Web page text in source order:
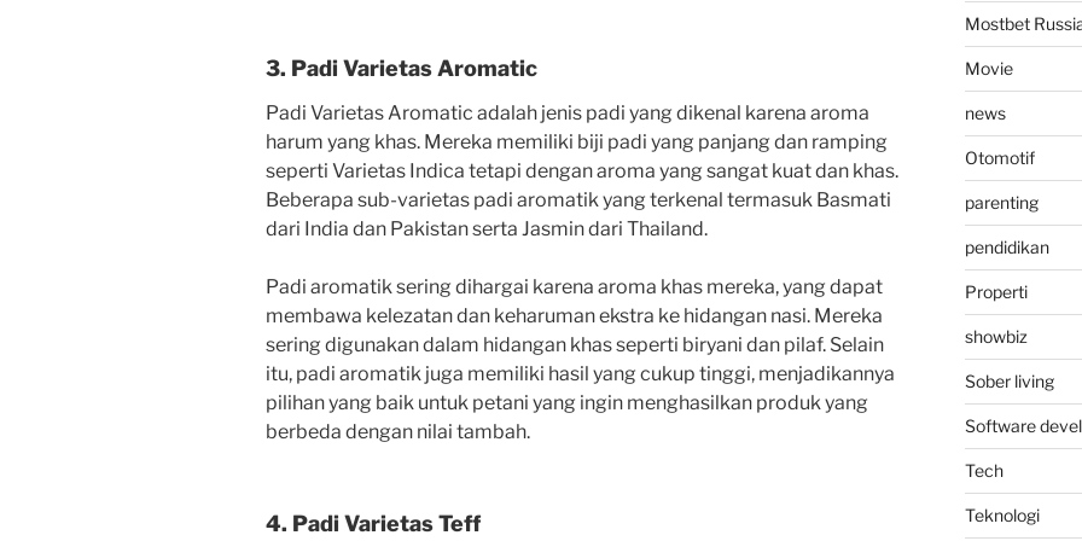
3. Padi Varietas Aromatic
Padi Varietas Aromatic adalah jenis padi yang dikenal karena aroma
harum yang khas. Mereka memiliki biji padi yang panjang dan ramping
seperti Varietas Indica tetapi dengan aroma yang sangat kuat dan khas.
Beberapa sub-varietas padi aromatik yang terkenal termasuk Basmati
dari India dan Pakistan serta Jasmin dari Thailand.
Padi aromatik sering dihargai karena aroma khas mereka, yang dapat
membawa kelezatan dan keharuman ekstra ke hidangan nasi. Mereka
sering digunakan dalam hidangan khas seperti biryani dan pilaf. Selain
itu, padi aromatik juga memiliki hasil yang cukup tinggi, menjadikannya
pilihan yang baik untuk petani yang ingin menghasilkan produk yang
berbeda dengan nilai tambah.
4. Padi Varietas Teff
Mostbet
Movie
news
Otomotif
parenting
pendidikan
Properti
showbiz
Sober living
Software
Tech
Teknologi